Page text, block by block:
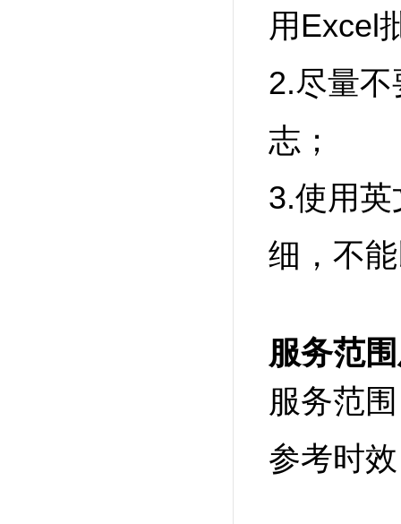
用Excel
2.尽量
志；
3.使用
细，不
服务范
服务范
参考时